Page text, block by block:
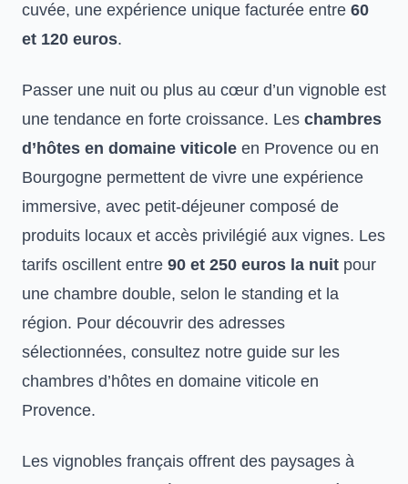
cuvée, une expérience unique facturée entre 60
et 120 euros.
Passer une nuit ou plus au cœur d’un vignoble est
une tendance en forte croissance. Les chambres
d’hôtes en domaine viticole en Provence ou en
Bourgogne permettent de vivre une expérience
immersive, avec petit-déjeuner composé de
produits locaux et accès privilégié aux vignes. Les
tarifs oscillent entre 90 et 250 euros la nuit pour
une chambre double, selon le standing et la
région. Pour découvrir des adresses
sélectionnées, consultez notre guide sur les
chambres d’hôtes en domaine viticole en
Provence.
Les vignobles français offrent des paysages à